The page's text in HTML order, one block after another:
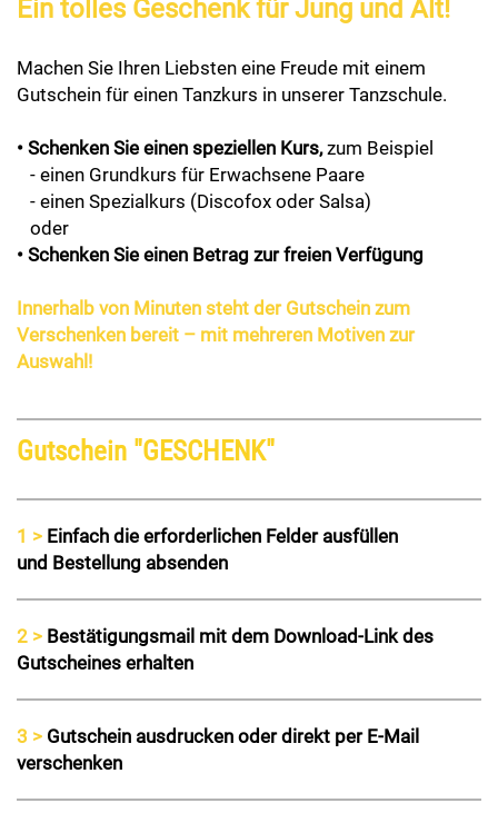
Ein tolles Geschenk für Jung und Alt!
Machen Sie Ihren Liebsten eine Freude mit einem
Gutschein für einen Tanzkurs in unserer Tanzschule.
• Schenken Sie einen speziellen Kurs,zum Beispiel
- einen Grundkurs für Erwachsene Paare
- einen Spezialkurs (Discofox oder Salsa)
oder
• Schenken Sie einen Betrag zur freien Verfügung
Innerhalb von Minuten steht der Gutschein zum
Verschenken bereit – mit mehreren Motiven zur
Auswahl!
Gutschein "GESCHENK"
1 > Einfach die erforderlichen Felder ausfüllen
und Bestellung absenden
2 > Bestätigungsmail mit dem Download-Link des
Gutscheines erhalten
3 > Gutschein ausdrucken oder direkt per E-Mail
verschenken